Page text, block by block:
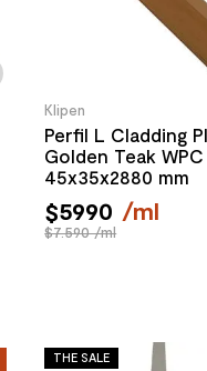
Klipen
Perfil L Cladding
Golden Teak WPC
45x35x2880 mm
$5990 /ml
$7.590 /ml
THE SALE